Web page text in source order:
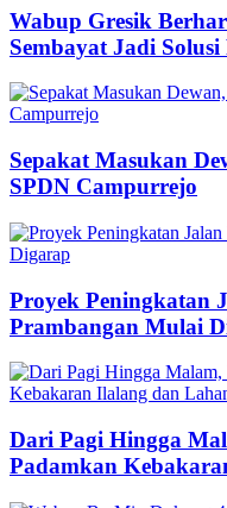
Wabup Gresik
Sembayat Jadi
Sepakat Masukan
SPDN Campurrejo
Proyek Peningkatan
Prambangan Mulai
Dari Pagi Hingga
Padamkan